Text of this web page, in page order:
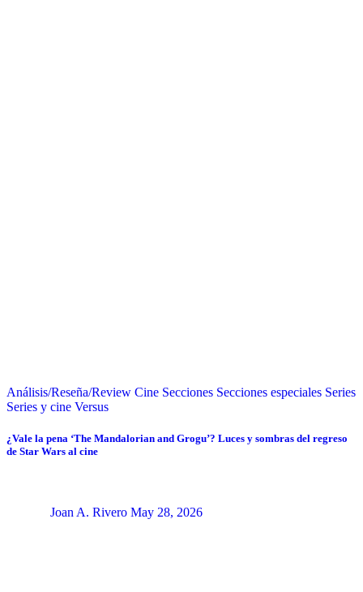
Análisis/Reseña/Review Cine Secciones Secciones especiales Series
Series y cine Versus
¿Vale la pena ‘The Mandalorian and Grogu’? Luces y sombras del regreso
de Star Wars al cine
Joan A. Rivero May 28, 2026